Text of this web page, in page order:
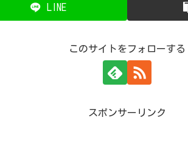
LINE
このサイトをフォローする
スポンサーリンク